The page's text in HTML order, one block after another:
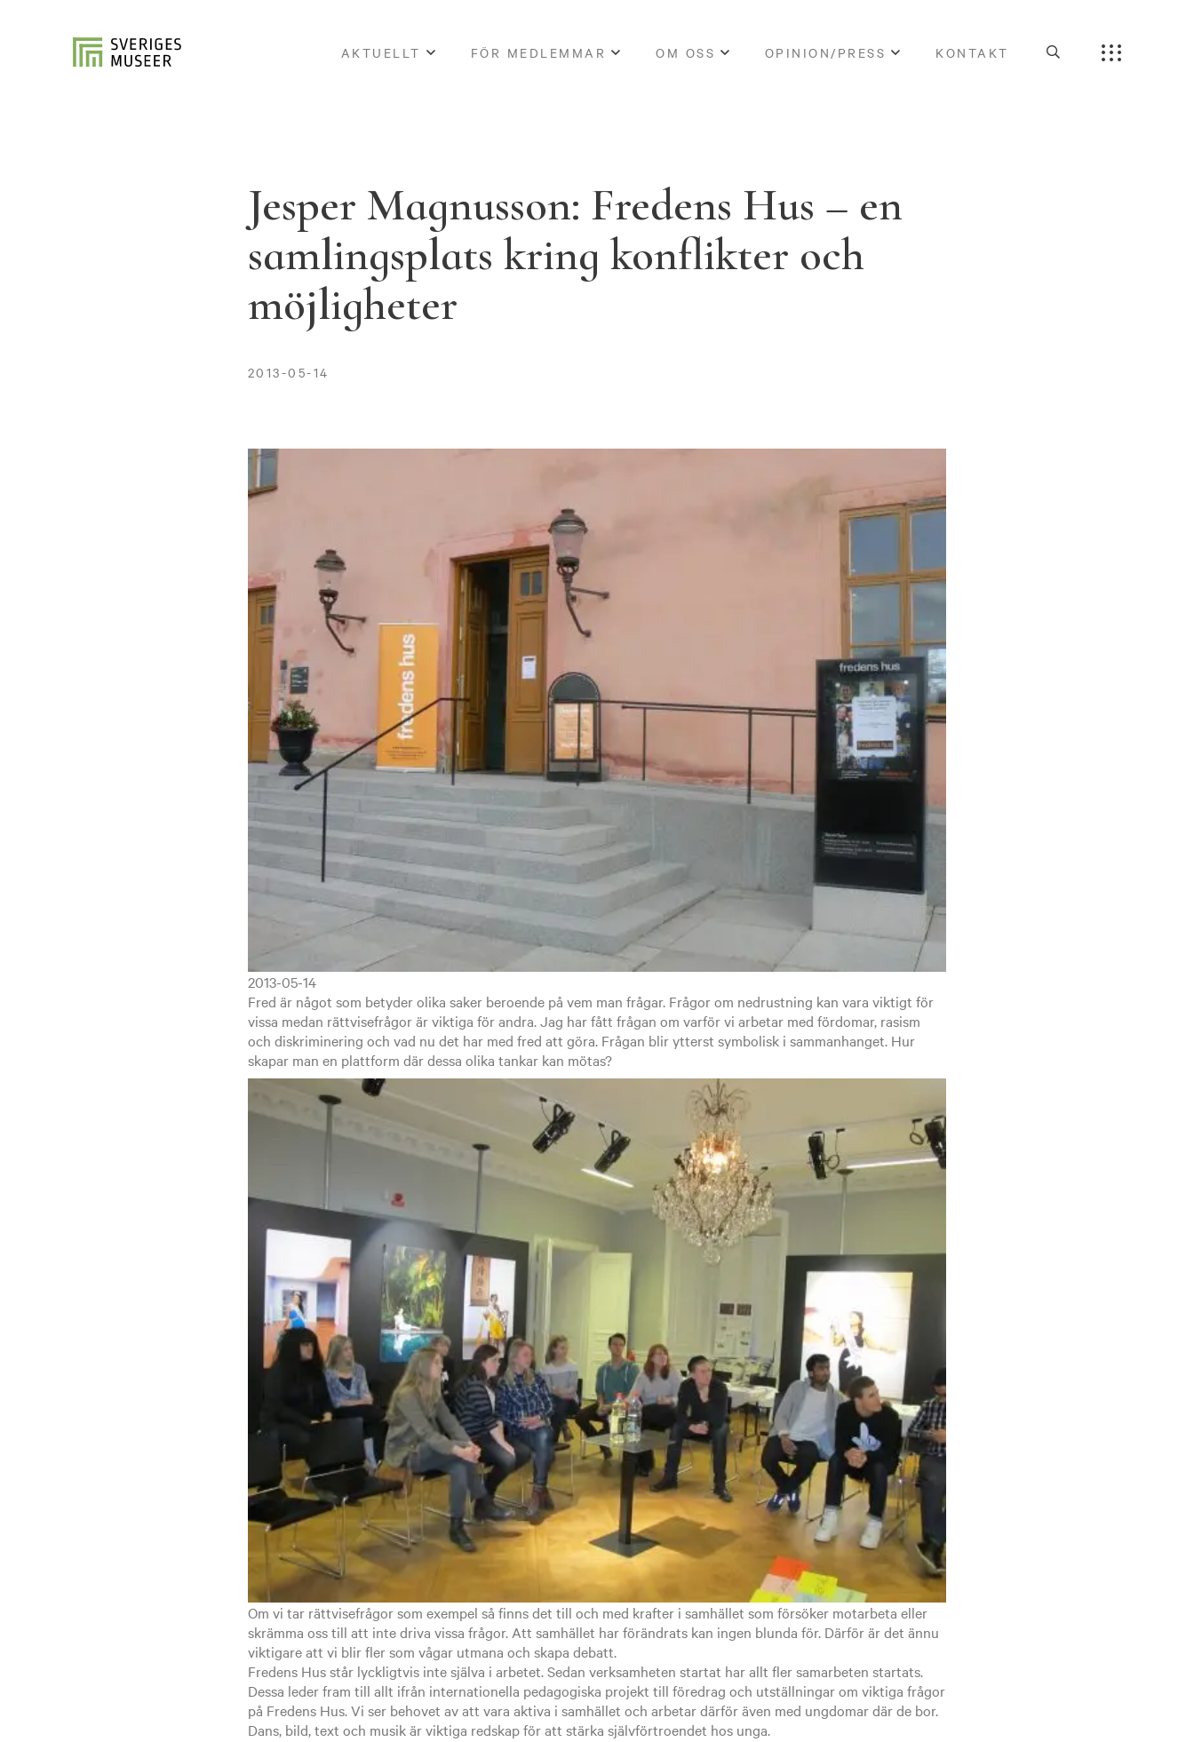
AKTUELLT FÖR MEDLEMMAR OM OSS OPINION/PRESS KONTAKT
Jesper Magnusson: Fredens Hus – en
samlingsplats kring konflikter och
möjligheter
2013-05-14
2013-05-14
Fred är något som betyder olika saker beroende på vem man frågar. Frågor om nedrustning kan vara viktigt för
vissa medan rättvisefrågor är viktiga för andra. Jag har fått frågan om varför vi arbetar med fördomar, rasism
och diskriminering och vad nu det har med fred att göra. Frågan blir ytterst symbolisk i sammanhanget. Hur
skapar man en plattform där dessa olika tankar kan mötas?
Om vi tar rättvisefrågor som exempel så finns det till och med krafter i samhället som försöker motarbeta eller
skrämma oss till att inte driva vissa frågor. Att samhället har förändrats kan ingen blunda för. Därför är det ännu
viktigare att vi blir fler som vågar utmana och skapa debatt.
Fredens Hus står lyckligtvis inte själva i arbetet. Sedan verksamheten startat har allt fler samarbeten startats.
Dessa leder fram till allt ifrån internationella pedagogiska projekt till föredrag och utställningar om viktiga frågor
på Fredens Hus. Vi ser behovet av att vara aktiva i samhället och arbetar därför även med ungdomar där de bor.
Dans, bild, text och musik är viktiga redskap för att stärka självförtroendet hos unga.